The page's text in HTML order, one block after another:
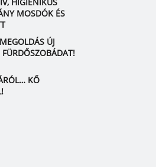
MOSDÓK ÉS
ÚJ
KŐ